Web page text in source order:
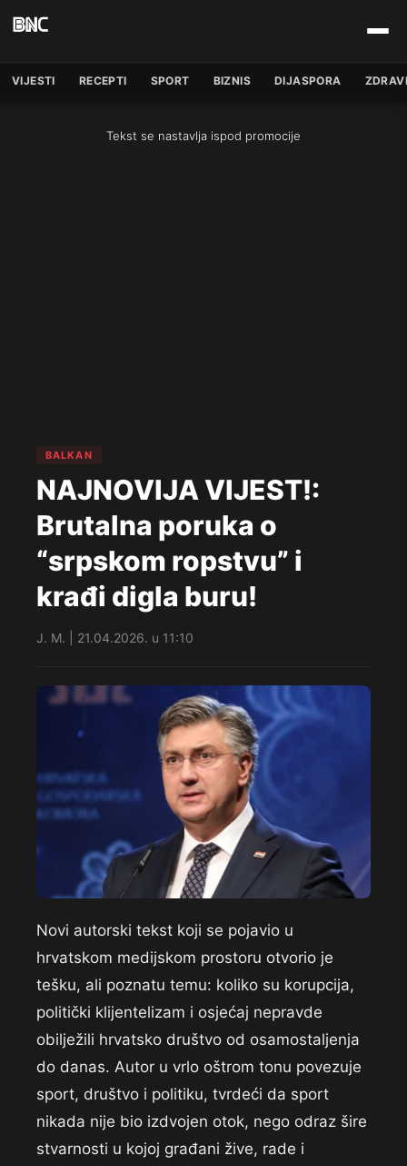
VIJESTI RECEPTI SPORT BIZNIS DIJASPORA
Tekst se nastavlja ispod promocije
BALKAN
NAJNOVIJA VIJEST!:
Brutalna poruka o
“srpskom ropstvu” i
krađi digla buru!
J. M. | 21.04.2026. u 11:10
Novi autorski tekst koji se pojavio u
hrvatskom medijskom prostoru otvorio je
tešku, ali poznatu temu: koliko su korupcija,
politički klijentelizam i osjećaj nepravde
obilježili hrvatsko društvo od osamostaljenja
do danas. Autor u vrlo oštrom tonu povezuje
sport, društvo i politiku, tvrdeći da sport
nikada nije bio izdvojen otok, nego odraz šire
stvarnosti u kojoj građani žive, rade i